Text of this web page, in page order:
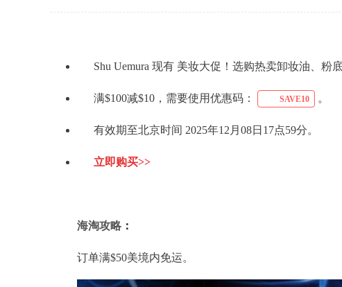
Shu Uemura 现有 美妆大促！选购热卖卸妆油、粉
满$100减$10，需要使用优惠码： SAVE10 。
有效期至北京时间 2025年12月08日17点59分。
立即购买>>
海淘攻略 ：
订单满$50美境内免运。